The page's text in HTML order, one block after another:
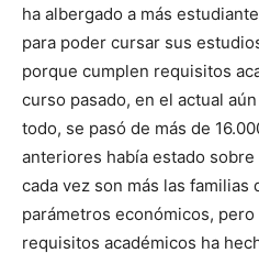
ha albergado a más
para poder cursar sus
porque cumplen requisitos
curso pasado, en el actual
todo, se pasó de más de
anteriores había estado sobre
cada vez son más las familias
parámetros económicos,
requisitos académicos ha